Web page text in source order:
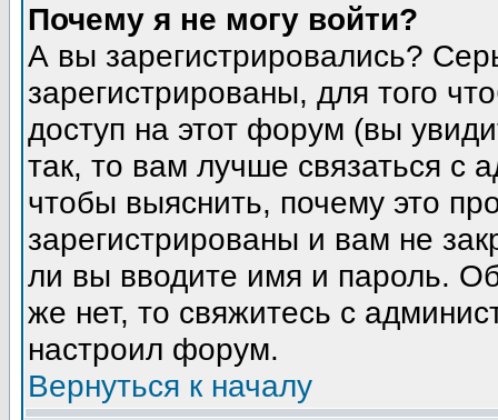
Почему я не могу войти?
А вы зарегистрировались?
зарегистрированы, для того
доступ на этот форум (вы
так, то вам лучше связаться с
чтобы выяснить, почему это
зарегистрированы и вам не
ли вы вводите имя и пароль.
же нет, то свяжитесь с
настроил форум.
Вернуться к началу